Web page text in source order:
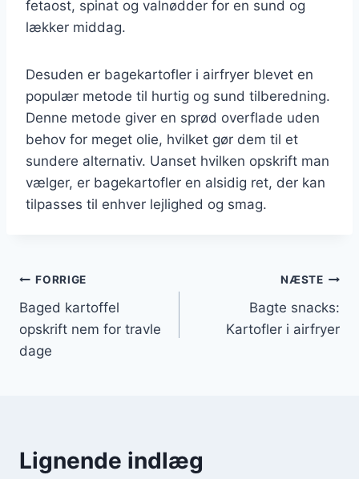
fetaost, spinat og valnødder for en sund og
lækker middag.
Desuden er bagekartofler i airfryer blevet en
populær metode til hurtig og sund tilberedning.
Denne metode giver en sprød overflade uden
behov for meget olie, hvilket gør dem til et
sundere alternativ. Uanset hvilken opskrift man
vælger, er bagekartofler en alsidig ret, der kan
tilpasses til enhver lejlighed og smag.
Indlægsnavigation
FORRIGE
Baged kartoffel
opskrift nem for travle
dage
NÆSTE
Bagte snacks:
Kartofler i airfryer
Lignende indlæg